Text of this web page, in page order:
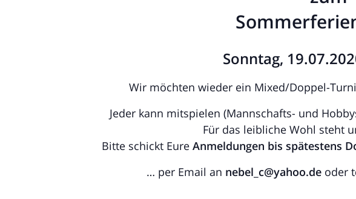
Sonntag,
Wir möchten wieder ein Mixed/Doppel-
Jeder kann mitspielen (Mannschafts- und
Für das leibliche Wohl steht
Bitte schickt Eure Anmeldungen bis spätestens
… per Email an nebel_c@yahoo.de oder